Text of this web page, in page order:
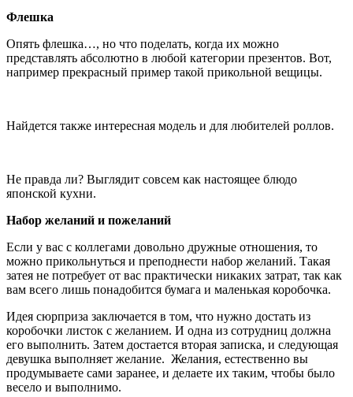
Флешка
Опять флешка…, но что поделать, когда их можно
представлять абсолютно в любой категории презентов. Вот,
например прекрасный пример такой прикольной вещицы.
Найдется также интересная модель и для любителей роллов.
Не правда ли? Выглядит совсем как настоящее блюдо
японской кухни.
Набор желаний и пожеланий
Если у вас с коллегами довольно дружные отношения, то
можно прикольнуться и преподнести набор желаний. Такая
затея не потребует от вас практически никаких затрат, так как
вам всего лишь понадобится бумага и маленькая коробочка.
Идея сюрприза заключается в том, что нужно достать из
коробочки листок с желанием. И одна из сотрудниц должна
его выполнить. Затем достается вторая записка, и следующая
девушка выполняет желание. Желания, естественно вы
продумываете сами заранее, и делаете их таким, чтобы было
весело и выполнимо.